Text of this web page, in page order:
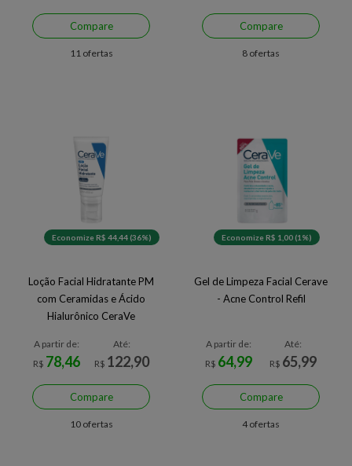
Compare
11 ofertas
Compare
8 ofertas
Economize R$ 44,44 (36%)
Loção Facial Hidratante PM
com Ceramidas e Ácido
Hialurônico CeraVe
A partir de:
R$ 78,46
Até:
R$ 122,90
Compare
10 ofertas
Economize R$ 1,00 (1%)
Gel de Limpeza Facial Cerave
- Acne Control Refil
A partir de:
R$ 64,99
Até:
R$ 65,99
Compare
4 ofertas